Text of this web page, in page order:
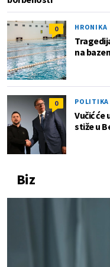
0 HRONIKA
na
0 POLITIKA
Vučić
stiže u
Biz